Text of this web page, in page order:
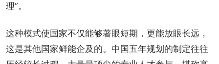
理”。
这种模式使国家不仅能够著眼短期，更能放眼长远，
这是其他国家鲜能企及的。中国五年规划的制定往往